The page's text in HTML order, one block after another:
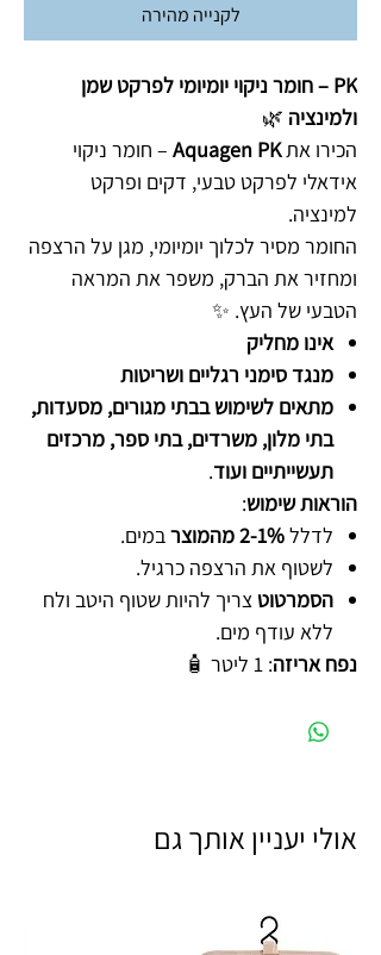
לקנייה מהירה
PK – חומר ניקוי יומיומי לפרקט שמן
ולמינציה 🌿
הכירו אתAquagen PK – חומר ניקוי
אידאלי לפרקט טבעי, דקים ופרקט
למינציה.
החומר מסיר לכלוך יומיומי, מגן על הרצפה
ומחזיר את הברק, משפר את המראה
הטבעי של העץ. ✨
אינו מחליק
מנגד סימני רגליים ושריטות
מתאים לשימוש בבתי מגורים, מסעדות,
בתי מלון, משרדים, בתי ספר, מרכזים
תעשייתיים ועוד.
הוראות שימוש:
לדלל2-1% מהמוצר
במים.
לשטוף את הרצפה כרגיל.
הסמרטוטצריך להיות שטוף היטב ולח
ללא עודף מים.
נפח אריזה: 1 ליטר 🧴
אולי יעניין אותך גם